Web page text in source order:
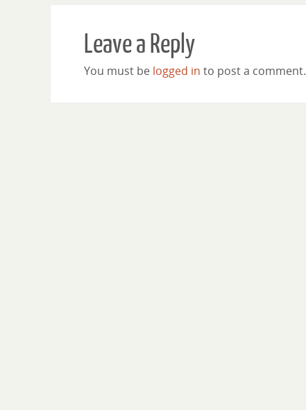
Leave a Reply
You must be logged in to post a comment.